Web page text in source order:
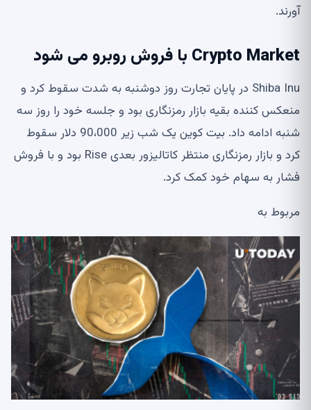
آورند.
Crypto Market با فروش روبرو می شود
Shiba Inu در پایان تجارت روز دوشنبه به شدت سقوط کرد و
منعکس کننده بقیه بازار رمزنگاری بود و جلسه خود را روز سه
شنبه ادامه داد. بیت کوین یک شب زیر 90،000 دلار سقوط
کرد و بازار رمزنگاری منتظر کاتالیزور بعدی Rise بود و با فروش
فشار به سهام خود کمک کرد.
مربوط به